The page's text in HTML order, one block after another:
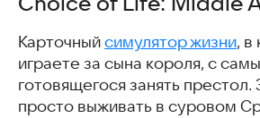
Карточный симулятор жизни, в
играете за сына короля, с
готовящегося занять престол.
просто выживать в суровом